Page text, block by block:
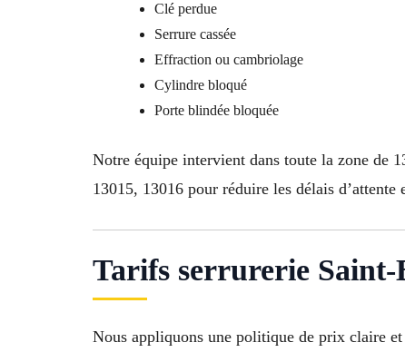
Clé perdue
Serrure cassée
Effraction ou cambriolage
Cylindre bloqué
Porte blindée bloquée
Notre équipe intervient dans toute la zone de
13015, 13016 pour réduire les délais
Tarifs serrurerie Saint-
Nous appliquons une politique de prix claire